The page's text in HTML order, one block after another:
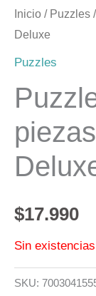
Inicio / Puzzles
Deluxe
Puzzles
$17.990
Sin existencias
SKU: